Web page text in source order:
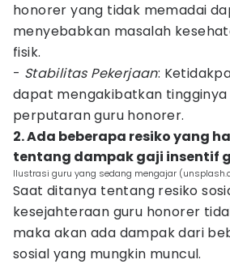
honorer yang tidak memadai
menyebabkan masalah
fisik.
- Stabilitas Pekerjaan:
dapat mengakibatkan
perputaran guru honorer.
2. Ada beberapa resiko yang
tentang dampak gaji insentif
Ilustrasi guru yang sedang mengajar
Saat ditanya tentang resiko
kesejahteraan guru honorer
maka akan ada dampak dari
sosial yang mungkin muncul.